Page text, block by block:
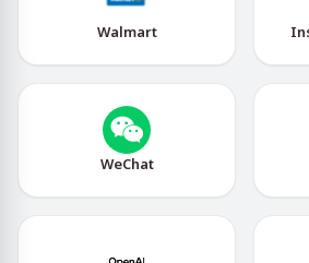
Walmart
WeChat